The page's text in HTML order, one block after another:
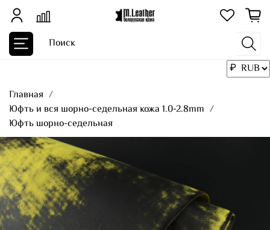
Главная
Юфть и вся шорно-седельная кожа 1.0-2.8mm
Юфть шорно-седельная